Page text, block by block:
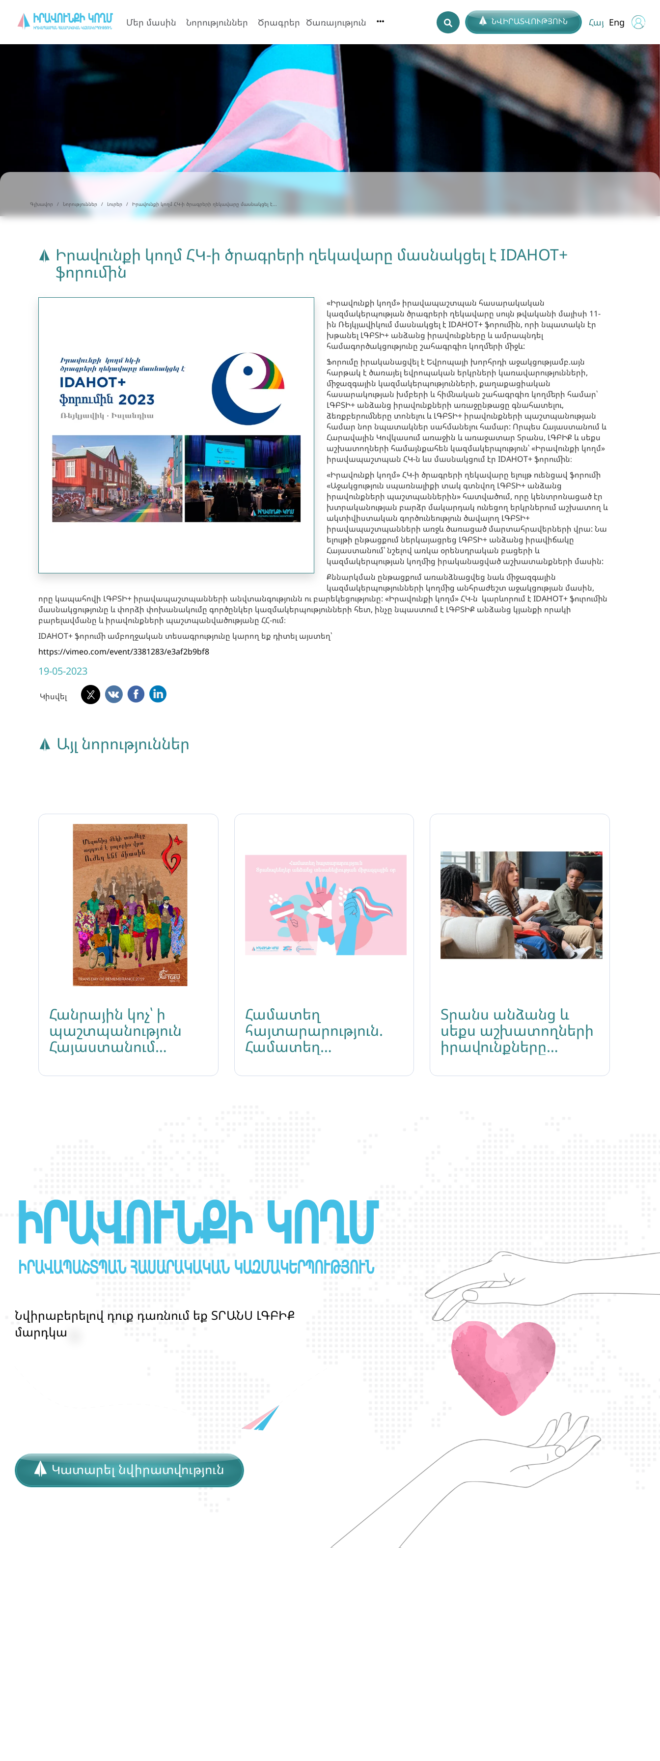
Մեր մասին Նորություններ Ծրագրեր Ծառայություն ՆՎԻՐԱՏՎՈՒԹՅՈՒՆ Հայ Eng
Գլխավոր Նորություններ Լուրեր Իրավունքի կողմ ՀԿ-ի ծրագրերի ղեկավարը մասնակցել է...
Իրավունքի կողմ ՀԿ-ի ծրագրերի ղեկավարը մասնակցել է IDAHOT+
ֆորումին
«Իրավունքի կողմ» իրավապաշտպան հասարակական
կազմակերպության ծրագրերի ղեկավարը սույն թվականի մայիսի 11-
ին Ռեյկյավիկում մասնակցել է IDAHOT+ ֆորումին, որի նպատակն էր
խթանել ԼԳԲՏԻ+ անձանց իրավունքները և ամրապնդել
համագործակցությունը շահագրգիռ կողմերի միջև:
Ֆորումը իրականացվել է Եվրոպայի խորհրդի աջակցությամբ.այն
հարթակ է ծառայել եվրոպական երկրների կառավարությունների,
միջազգային կազմակերպությունների, քաղաքացիական
հասարակության խմբերի և հիմնական շահագրգիռ կողմերի համար՝
ԼԳԲՏԻ+ անձանց իրավունքների առաջընթացը գնահատելու,
ձեռքբերումները տոնելու և ԼԳԲՏԻ+ իրավունքների պաշտպանության
համար նոր նպատակներ սահմանելու համար: Որպես Հայաստանում և
Հարավային Կովկասում առաջին և առաջատար Տրանս, ԼԳԲԻՔ և սեքս
աշխատողների համայնքահեն կազմակերպություն՝ «Իրավունքի կողմ»
իրավապաշտպան ՀԿ-ն ևս մասնակցում էր IDAHOT+ ֆորումին։
«Իրավունքի կողմ» ՀԿ-ի ծրագրերի ղեկավարը ելույթ ուենցավ ֆորումի
«Աջակցություն սպառնալիքի տակ գտնվող ԼԳԲՏԻ+ անձանց
իրավունքների պաշտպաններին» հատվածում, որը կենտրոնացած էր
խտրականության բարձր մակարդակ ունեցող երկրներում աշխատող և
ակտիվիստական գործունեություն ծավալող ԼԳԲՏԻ+
իրավապաշտպանների առջև ծառացած մարտահրավերների վրա: Նա
ելույթի ընթացքում ներկայացրեց ԼԳԲՏԻ+ անձանց իրավիճակը
Հայաստանում՝ նշելով առկա օրենսդրական բացերի և
կազմակերպության կողմից իրականացված աշխատանքների մասին:
Քննարկման ընթացքում առանձնացվեց նաև միջազգային
կազմակերպությունների կողմից անհրաժեշտ աջակցության մասին,
որը կապահովի ԼԳԲՏԻ+ իրավապաշտպանների անվտանգությունն ու բարեկեցությունը: «Իրավունքի կողմ» ՀԿ-ն կարևորում է IDAHOT+ ֆուրումին
մասնակցությունը և փորձի փոխանակումը գործընկեր կազմակերպությունների հետ, ինչը նպաստում է ԼԳԲՏԻՔ անձանց կյանքի որակի
բարելավմանը և իրավունքների պաշտպանվածությանը ՀՀ-ում։
IDAHOT+ ֆորումի ամբողջական տեսագրությունը կարող եք դիտել այստեղ՝
https://vimeo.com/event/3381283/e3af2b9bf8
19-05-2023
Կիսվել
Այլ նորություններ
Հանրային կոչ՝ ի
պաշտպանություն
Հայաստանում
անձանց
Համատեղ
հայտարարություն.
Համատեղ
Տրանս անձանց
Տրանս անձանց և
սեքս աշխատողների
իրավունքները
օրակարգում․
Նվիրաբերելով դոք դառնոմ եք ՏՐԱՆՍ ԼԳԲԻՔ
մարդկա
Կատարել նվիրատվություն